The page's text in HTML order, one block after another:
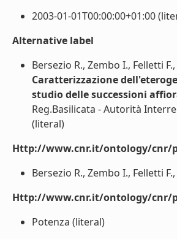
2003-01-01T00:00:00+01:00
Alternative label
Bersezio R., Zembo I., Felletti
Caratterizzazione
studio delle successioni
Reg.Basilicata - Autorità
(literal)
Http://www.cnr.it/ontology/cnr/
Bersezio R., Zembo I., Felletti
Http://www.cnr.it/ontology/cnr/
Potenza (literal)